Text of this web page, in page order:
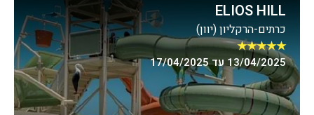
ELIOS HILL
כרתים-הרקליון (יוון)
★★★★★
13/04/2025 עד 17/04/2025